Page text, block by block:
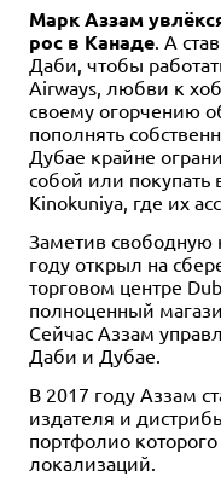
Марк Аззам
рос в Канаде. А
Даби, чтобы
Airways, любви к
своему огорчению
пополнять
Дубае крайне
собой или
Kinokuniya, где их
Заметив свободную
году открыл на
торговом центре
полноценный
Сейчас Аззам
Даби и Дубае.
В 2017 году Аззам
издателя и
портфолио
локализаций.